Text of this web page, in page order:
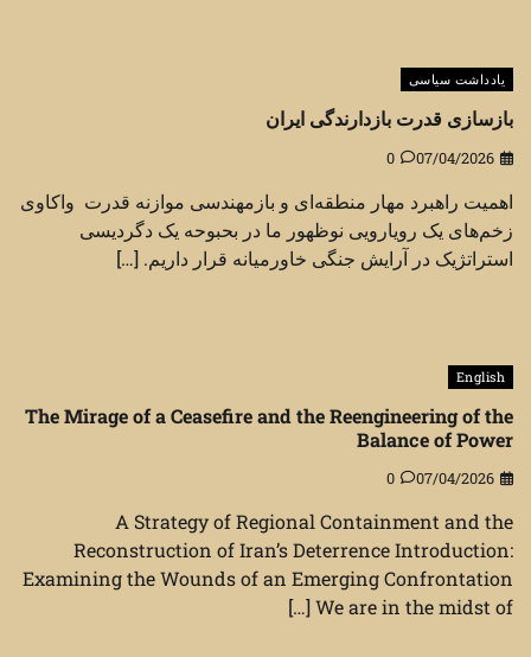
یادداشت سیاسی
بازسازی قدرت بازدارندگی ایران
07/04/2026
0
اهمیت راهبرد مهار منطقه‌ای و بازمهندسی موازنه قدرت واکاوی
زخم‌های یک رویارویی نوظهور ما در بحبوحه یک دگردیسی
استراتژیک در آرایش جنگی خاورمیانه قرار داریم. […]
English
The Mirage of a Ceasefire and the Reengineering of the
Balance of Power
07/04/2026
0
A Strategy of Regional Containment and the
Reconstruction of Iran’s Deterrence Introduction:
Examining the Wounds of an Emerging Confrontation
We are in the midst of […]